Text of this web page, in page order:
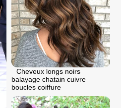
Cheveux longs noirs
balayage chatain cuivre
boucles coiffure